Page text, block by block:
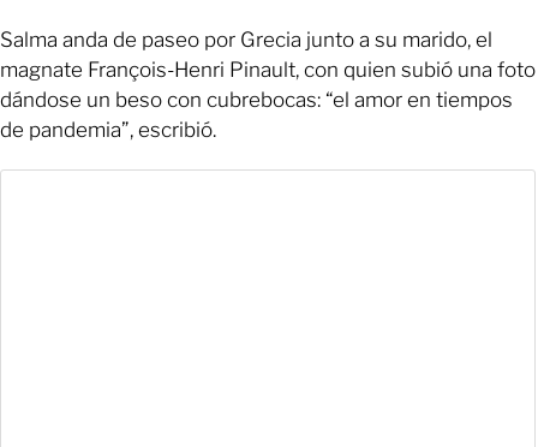
Salma anda de paseo por Grecia junto a su marido, el
magnate François-Henri Pinault, con quien subió una foto
dándose un beso con cubrebocas: “el amor en tiempos
de pandemia”, escribió.